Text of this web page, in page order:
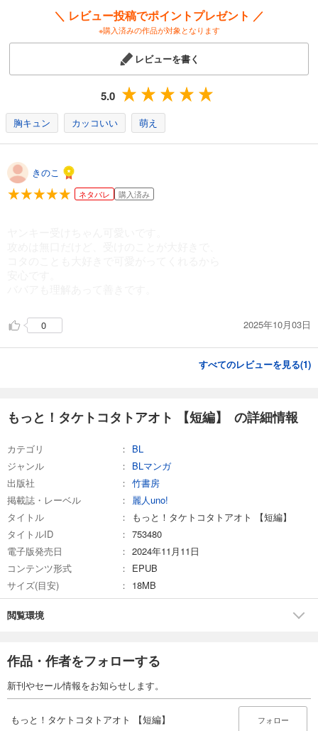
＼ レビュー投稿でポイントプレゼント ／
※購入済みの作品が対象となります
レビューを書く
5.0
胸キュン カッコいい 萌え
きのこ
ネタバレ 購入済み
0 2025年10月03日
すべてのレビューを見る(1)
もっと！タケトコタトアオト 【短編】 の詳細情報
カテゴリ
BL
ジャンル
BLマンガ
出版社
竹書房
掲載誌・レーベル
麗人uno!
タイトル
もっと！タケトコタトアオト 【短編】
タイトルID
753480
電子版発売日
2024年11月11日
コンテンツ形式
EPUB
サイズ(目安)
18MB
閲覧環境
作品・作者をフォローする
新刊やセール情報をお知らせします。
もっと！タケトコタトアオト 【短編】 フォロー